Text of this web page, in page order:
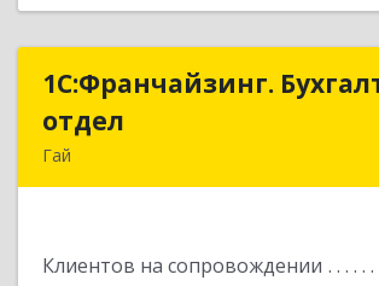
1С:Франчайзинг.
отдел
Гай
Клиентов на сопровождении
1С:Франчайзинг.